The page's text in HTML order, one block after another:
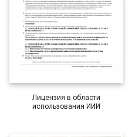
Лицензия в области
использования ИИИ